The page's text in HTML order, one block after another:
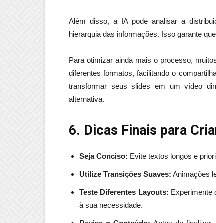
Além disso, a IA pode analisar a
hierarquia das informações. Isso garante
Para otimizar ainda mais o processo,
diferentes formatos, facilitando o
transformar seus slides em um vídeo
alternativa.
6. Dicas Finais para
Seja Conciso: Evite textos longos e
Utilize Transições Suaves: Animações
Teste Diferentes Layouts: Experimente
à sua necessidade.